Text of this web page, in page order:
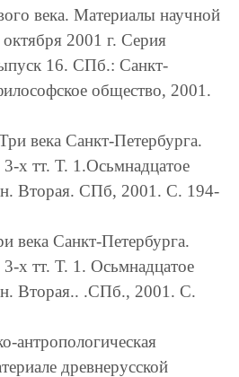
века. Материалы научной
2001 г. Серия
16. СПб.: Санкт-
общество, 2001.
века Санкт-Петербурга.
х тт. Т. 1.Осьмнадцатое
Вторая. СПб, 2001. С. 194-
века Санкт-Петербурга.
х тт. Т. 1. Осьмнадцатое
Вторая.. .СПб., 2001. С.
антропологическая
древнерусской